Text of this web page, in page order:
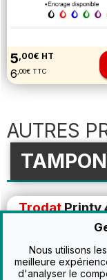
5,00€ HT
6 ,00€ TTC
AUTRES
TrodatPrinty
10
Nous utilisons
meilleure
d'analyser le